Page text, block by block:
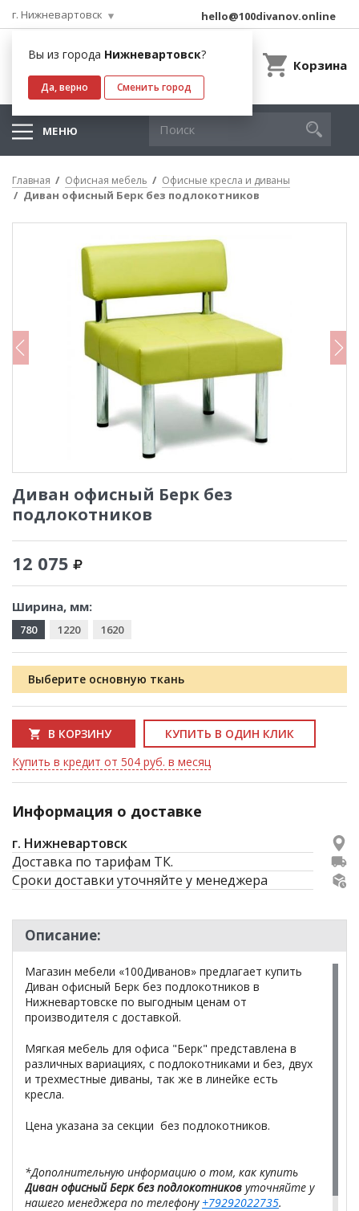
г. Нижневартовск
Вы из города Нижневартовск?
Да, верно Сменить город
hello@100divanov.online
Корзина
МЕНЮ
Главная Офисная мебель Офисные кресла и диваны
Диван офисный Берк без подлокотников
Диван офисный Берк без
подлокотников
12 075
Ширина, мм:
780 1220 1620
Выберите основную ткань
В КОРЗИНУ
КУПИТЬ В ОДИН КЛИК
Купить в кредит от 504 руб. в месяц
Информация о доставке
г. Нижневартовск
Доставка по тарифам ТК.
Сроки доставки уточняйте у менеджера
Описание:
Магазин мебели «100Диванов» предлагает купить
Диван офисный Берк без подлокотников в
Нижневартовске по выгодным ценам от
производителя с доставкой.
Мягкая мебель для офиса "Берк" представлена в
различных вариациях, с подлокотниками и без, двух
и трехместные диваны, так же в линейке есть
кресла.
Цена указана за секции без подлокотников.
*Дополнительную информацию о том, как купить
Диван офисный Берк без подлокотников уточняйте у
нашего менеджера по телефону +79292022735.